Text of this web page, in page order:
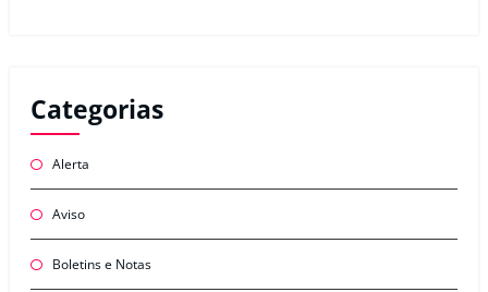
Categorias
Alerta
Aviso
Boletins e Notas